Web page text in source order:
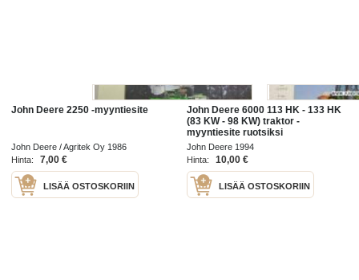
John Deere 2250 -myyntiesite
John Deere / Agritek Oy 1986
Hinta:
7,00 €
LISÄÄ OSTOSKORIIN
John Deere 6000 113 HK - 133 HK
(83 KW - 98 KW) traktor -
myyntiesite ruotsiksi
John Deere 1994
Hinta:
10,00 €
LISÄÄ OSTOSKORIIN